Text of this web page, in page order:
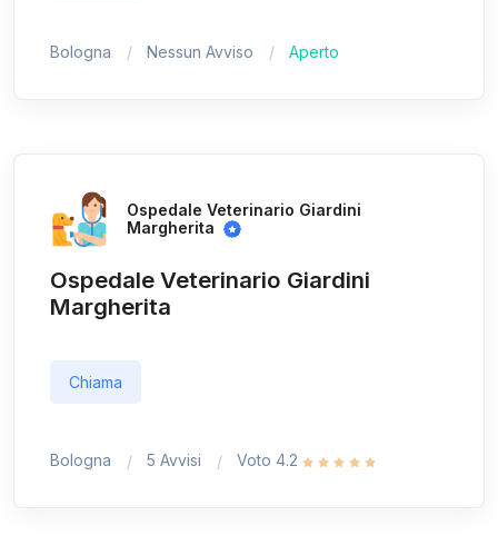
Bologna Nessun Avviso Aperto
Ospedale Veterinario Giardini
Margherita
Ospedale Veterinario Giardini
Margherita
Chiama
Bologna 5 Avvisi Voto 4.2